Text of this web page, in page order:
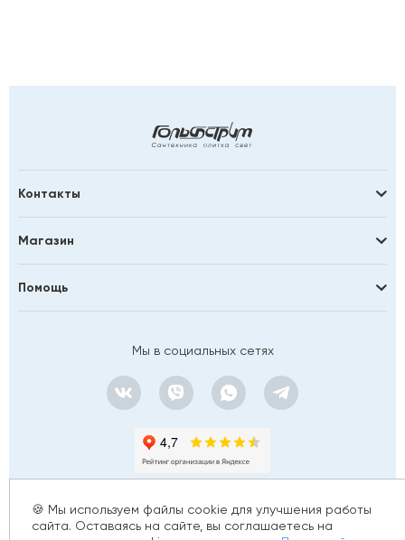
Контакты
Магазин
Помощь
Мы в социальных сетях
🍪 Мы используем файлы cookie для улучшения работы
сайта. Оставаясь на сайте, вы соглашаетесь на